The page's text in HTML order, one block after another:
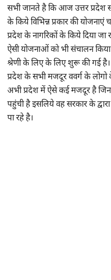
सभी जानते है कि आज उत्तर प्रदेश
के किये विभिन्न प्रकार की
प्रदेश के नागरिकों के किये दिया जा
ऐसी योजनाओं को भी संचालन
श्रेणी के लिए के लिए शुरू की गई
प्रदेश के सभी मजदूर ववर्ग के लोगो
अभी प्रदेश में ऐसे कई मजदूर है
पहुंची है इसलिये वह सरकार के
पा रहे है।